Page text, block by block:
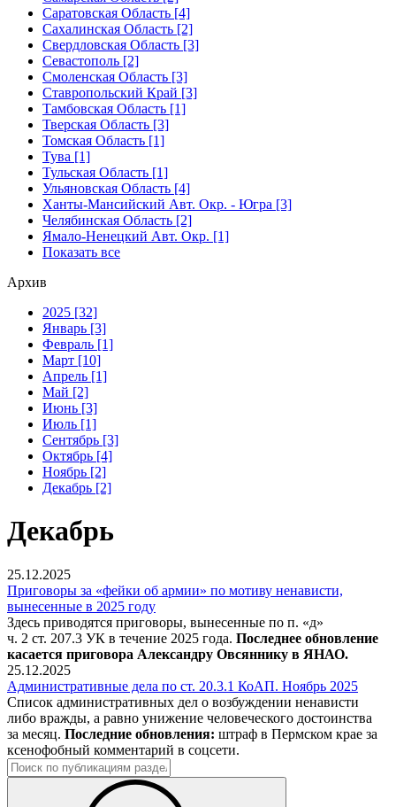
Саратовская Область [4]
Сахалинская Область [2]
Свердловская Область [3]
Севастополь [2]
Смоленская Область [3]
Ставропольский Край [3]
Тамбовская Область [1]
Тверская Область [3]
Томская Область [1]
Тува [1]
Тульская Область [1]
Ульяновская Область [4]
Ханты-Мансийский Авт. Окр. - Югра [3]
Челябинская Область [2]
Ямало-Ненецкий Авт. Окр. [1]
Показать все
Архив
2025 [32]
Январь [3]
Февраль [1]
Март [10]
Апрель [1]
Май [2]
Июнь [3]
Июль [1]
Сентябрь [3]
Октябрь [4]
Ноябрь [2]
Декабрь [2]
Декабрь
25.12.2025
Приговоры за «фейки об армии» по мотиву ненависти,
вынесенные в 2025 году
Здесь приводятся приговоры, вынесенные по п. «д»
ч. 2 ст. 207.3 УК в течение 2025 года. Последнее обновление
касается приговора Александру Овсяннику в ЯНАО.
25.12.2025
Административные дела по ст. 20.3.1 КоАП. Ноябрь 2025
Список административных дел о возбуждении ненависти
либо вражды, а равно унижение человеческого достоинства
за месяц. Последние обновления: штраф в Пермском крае за
ксенофобный комментарий в соцсети.